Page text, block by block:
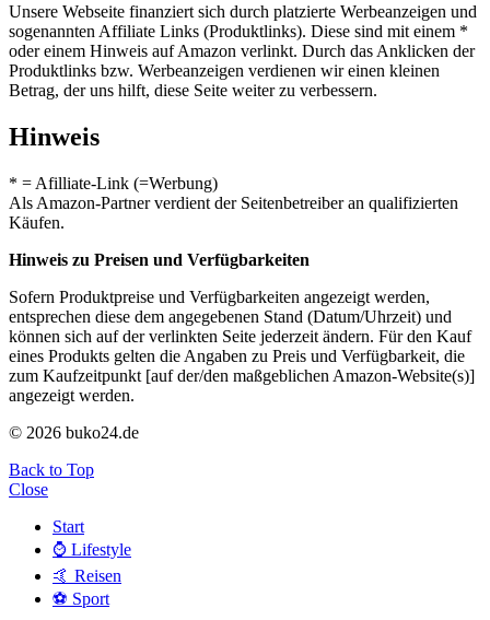
Unsere Webseite finanziert sich durch platzierte Werbeanzeigen und
sogenannten Affiliate Links (Produktlinks). Diese sind mit einem *
oder einem Hinweis auf Amazon verlinkt. Durch das Anklicken der
Produktlinks bzw. Werbeanzeigen verdienen wir einen kleinen
Betrag, der uns hilft, diese Seite weiter zu verbessern.
Hinweis
* = Afilliate-Link (=Werbung)
Als Amazon-Partner verdient der Seitenbetreiber an qualifizierten
Käufen.
Hinweis zu Preisen und Verfügbarkeiten
Sofern Produktpreise und Verfügbarkeiten angezeigt werden,
entsprechen diese dem angegebenen Stand (Datum/Uhrzeit) und
können sich auf der verlinkten Seite jederzeit ändern. Für den Kauf
eines Produkts gelten die Angaben zu Preis und Verfügbarkeit, die
zum Kaufzeitpunkt [auf der/den maßgeblichen Amazon-Website(s)]
angezeigt werden.
© 2026 buko24.de
Back to Top
Close
Start
⌚️ Lifestyle
🤙 Reisen
⚽️ Sport